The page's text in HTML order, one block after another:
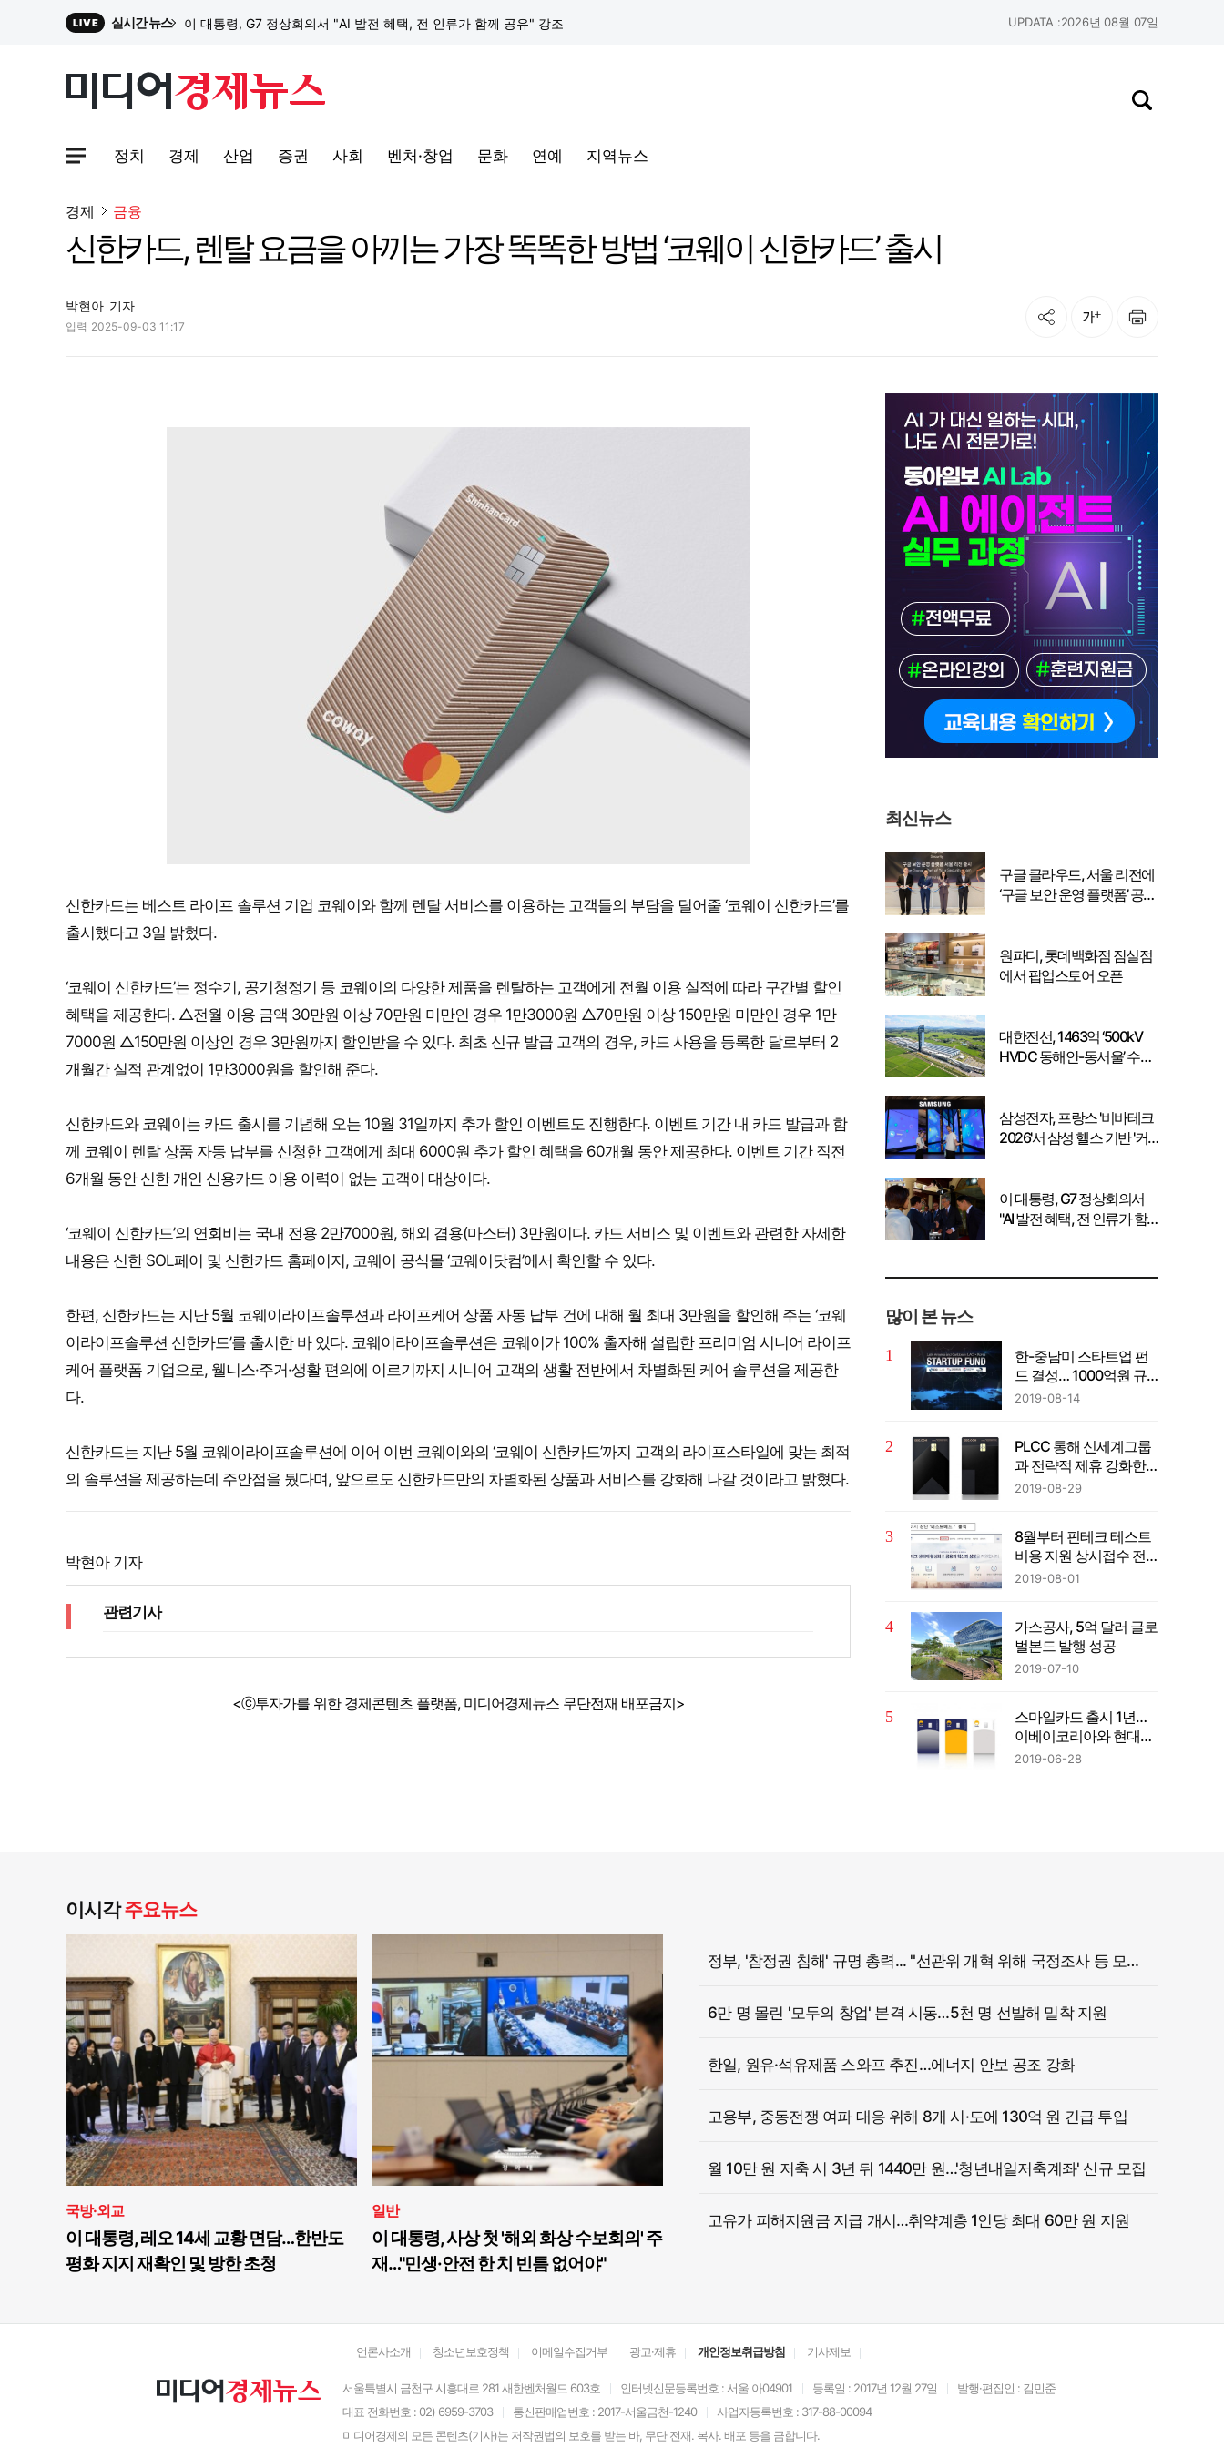
LIVE 실시간 뉴스 이 대통령, G7 정상회의서 "AI 발전 혜택, 전 인류가 함께 공유" 강조
원파디, 롯데백화점 잠실점에서 팝업스토어 오픈
대한전선, 1463억 ‘500kV HVDC 동해안-동서울’ 수주… 시장 확대 본격화
이 대통령, G7 정상회의서 "AI 발전 혜택, 전 인류가 함께 공유" 강조
UPDATA :2026년 08월 07일
사이트맵메뉴 열기
정치 경제 산업 증권 사회 벤처·창업 문화 연예 지역뉴스
검색창 열기
경제 금융
신한카드, 렌탈 요금을 아끼는 가장 똑똑한 방법 ‘코웨이 신한카드’ 출시
박현아 기자
입력 2025-09-03 11:17
공유 글자크기 인쇄
신한카드는 베스트 라이프 솔루션 기업 코웨이와 함께 렌탈 서비스를 이용하는 고객들의 부담을 덜어줄 ‘코웨이 신한카드’를
출시했다고 3일 밝혔다.
‘코웨이 신한카드’는 정수기, 공기청정기 등 코웨이의 다양한 제품을 렌탈하는 고객에게 전월 이용 실적에 따라 구간별 할인
혜택을 제공한다. △전월 이용 금액 30만원 이상 70만원 미만인 경우 1만3000원 △70만원 이상 150만원 미만인 경우 1만
7000원 △150만원 이상인 경우 3만원까지 할인받을 수 있다. 최초 신규 발급 고객의 경우, 카드 사용을 등록한 달로부터 2
개월간 실적 관계없이 1만3000원을 할인해 준다.
신한카드와 코웨이는 카드 출시를 기념해 오는 10월 31일까지 추가 할인 이벤트도 진행한다. 이벤트 기간 내 카드 발급과 함
께 코웨이 렌탈 상품 자동 납부를 신청한 고객에게 최대 6000원 추가 할인 혜택을 60개월 동안 제공한다. 이벤트 기간 직전
6개월 동안 신한 개인 신용카드 이용 이력이 없는 고객이 대상이다.
‘코웨이 신한카드’의 연회비는 국내 전용 2만7000원, 해외 겸용(마스터) 3만원이다. 카드 서비스 및 이벤트와 관련한 자세한
내용은 신한 SOL페이 및 신한카드 홈페이지, 코웨이 공식몰 ‘코웨이닷컴’에서 확인할 수 있다.
한편, 신한카드는 지난 5월 코웨이라이프솔루션과 라이프케어 상품 자동 납부 건에 대해 월 최대 3만원을 할인해 주는 ‘코웨
이라이프솔루션 신한카드’를 출시한 바 있다. 코웨이라이프솔루션은 코웨이가 100% 출자해 설립한 프리미엄 시니어 라이프
케어 플랫폼 기업으로, 웰니스·주거·생활 편의에 이르기까지 시니어 고객의 생활 전반에서 차별화된 케어 솔루션을 제공한
다.
신한카드는 지난 5월 코웨이라이프솔루션에 이어 이번 코웨이와의 ‘코웨이 신한카드’까지 고객의 라이프스타일에 맞는 최적
의 솔루션을 제공하는데 주안점을 뒀다며, 앞으로도 신한카드만의 차별화된 상품과 서비스를 강화해 나갈 것이라고 밝혔다.
박현아 기자
관련기사
<ⓒ투자가를 위한 경제콘텐츠 플랫폼, 미디어경제뉴스 무단전재 배포금지>
최신뉴스
구글 클라우드, 서울 리전에
‘구글 보안 운영 플랫폼’ 공식
원파디, 롯데백화점 잠실점
에서 팝업스토어 오픈
대한전선, 1463억 ‘500kV
HVDC 동해안-동서울’ 수
삼성전자, 프랑스 '비바테크
2026'서 삼성 헬스 기반 '커
이 대통령, G7 정상회의서
"AI 발전 혜택, 전 인류가 함
많이 본 뉴스
한-중남미 스타트업 펀
드 결성… 1000억원 규
모
2019-08-14
PLCC 통해 신세계그룹
과 전략적 제휴 강화한
다
2019-08-29
8월부터 핀테크 테스트
비용 지원 상시접수 전
환
2019-08-01
가스공사, 5억 달러 글로
벌본드 발행 성공
2019-07-10
스마일카드 출시 1년…
이베이코리아와 현대카
드 모두 웃었다
2019-06-28
이시각주요뉴스
국방·외교
이 대통령, 레오 14세 교황 면담…한반도
평화 지지 재확인 및 방한 초청
일반
이 대통령, 사상 첫 '해외 화상 수보회의' 주
재…"민생·안전 한 치 빈틈 없어야"
정부, '참정권 침해' 규명 총력... "선관위 개혁 위해 국정조사 등 모든 조치"
6만 명 몰린 '모두의 창업' 본격 시동…5천 명 선발해 밀착 지원
한일, 원유·석유제품 스와프 추진…에너지 안보 공조 강화
고용부, 중동전쟁 여파 대응 위해 8개 시·도에 130억 원 긴급 투입
월 10만 원 저축 시 3년 뒤 1440만 원…'청년내일저축계좌' 신규 모집
고유가 피해지원금 지급 개시…취약계층 1인당 최대 60만 원 지원
언론사소개 청소년보호정책 이메일수집거부 광고·제휴 개인정보취급방침 기사제보
서울특별시 금천구 시흥대로 281 새한벤처월드 603호 인터넷신문등록번호 : 서울 아04901 등록일 : 2017년 12월 27일
발행·편집인 : 김민준
대표 전화번호 : 02) 6959-3703
통신판매업번호 : 2017-서울금천-1240
사업자등록번호 : 317-88-00094
미디어경제의 모든 콘텐츠(기사)는 저작권법의 보호를 받는 바, 무단 전재. 복사. 배포 등을 금합니다.